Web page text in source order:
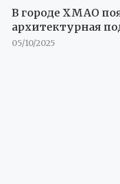
В городе ХМАО
архитектурная
05/10/2025